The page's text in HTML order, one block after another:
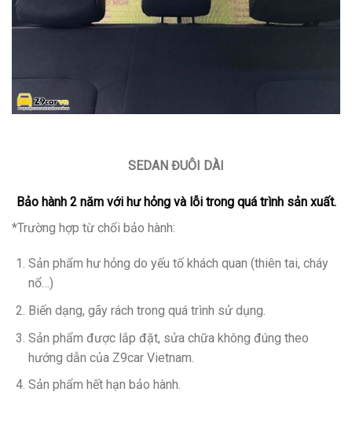
SEDAN ĐUÔI DÀI
Bảo hành 2 năm với hư hỏng và lỗi trong quá trình sản xuất.
*Trường hợp từ chối bảo hành:
Sản phẩm hư hỏng do yếu tố khách quan (thiên tai, cháy
nổ…)
Biến dạng, gãy rách trong quá trình sử dụng.
Sản phẩm được lắp đặt, sửa chữa không đúng theo
hướng dẫn của Z9car Vietnam.
Sản phẩm hết hạn bảo hành.